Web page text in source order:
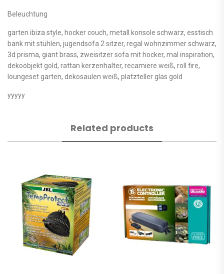
Beleuchtung
garten ibiza style, hocker couch, metall konsole schwarz, esstisch
bank mit stühlen, jugendsofa 2 sitzer, regal wohnzimmer schwarz,
3d prisma, giant brass, zweisitzer sofa mit hocker, mal inspiration,
dekoobjekt gold, rattan kerzenhalter, recamiere weiß, roll fire,
loungeset garten, dekosäulen weiß, platzteller glas gold
yyyyy
Related products